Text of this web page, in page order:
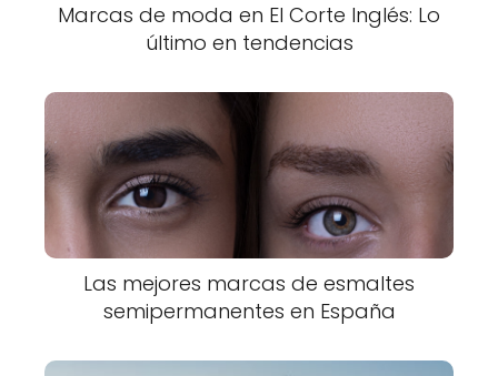
Marcas de moda en El Corte Inglés: Lo
último en tendencias
Las mejores marcas de esmaltes
semipermanentes en España